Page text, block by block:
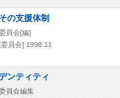
の支援体制
員会[編]
員会] 1998.11
ンティティ
員会編集